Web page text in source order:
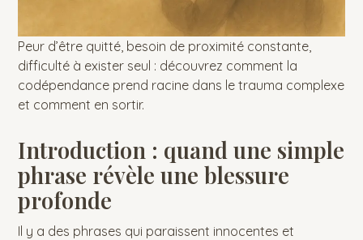
Peur d’être quitté, besoin de proximité constante,
difficulté à exister seul : découvrez comment la
codépendance prend racine dans le trauma complexe
et comment en sortir.
Introduction : quand une simple
phrase révèle une blessure
profonde
Il y a des phrases qui paraissent innocentes et